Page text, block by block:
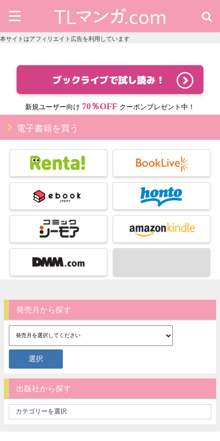
本サイトはアフィリエイト広告を利用しています
新規ユーザー向け 70％OFF クーポンプレゼント中！
電子書籍を買う
発売月から探す
出版社から探す